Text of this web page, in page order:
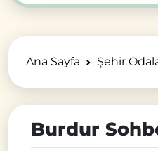
Ana Sayfa Şehir
Burdur